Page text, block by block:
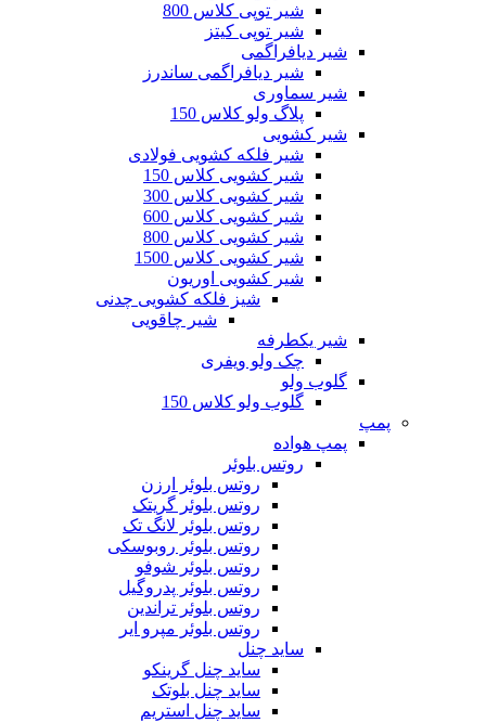
شیر توپی کلاس 800
شیر توپی کیتز
شیر دیافراگمی
شیر دیافراگمی ساندرز
شیر سماوری
پلاگ ولو کلاس 150
شیر کشویی
شیر فلکه کشویی فولادی
شیر کشویی کلاس 150
شیر کشویی کلاس 300
شیر کشویی کلاس 600
شیر کشویی کلاس 800
شیر کشویی کلاس 1500
شیر کشویی اوریون
شیز فلکه کشویی چدنی
شیر چاقویی
شیر یکطرفه
چک ولو ویفری
گلوب ولو
گلوب ولو کلاس 150
پمپ
پمپ هواده
روتس بلوئر
روتس بلوئر ارزن
روتس بلوئر گریتک
روتس بلوئر لانگ تک
روتس بلوئر روبوسکی
روتس بلوئر شوفو
روتس بلوئر پدروگیل
روتس بلوئر تراندین
روتس بلوئر مپرو ایر
ساید چنل
ساید چنل گرینکو
ساید چنل بلوتک
ساید چنل استریم